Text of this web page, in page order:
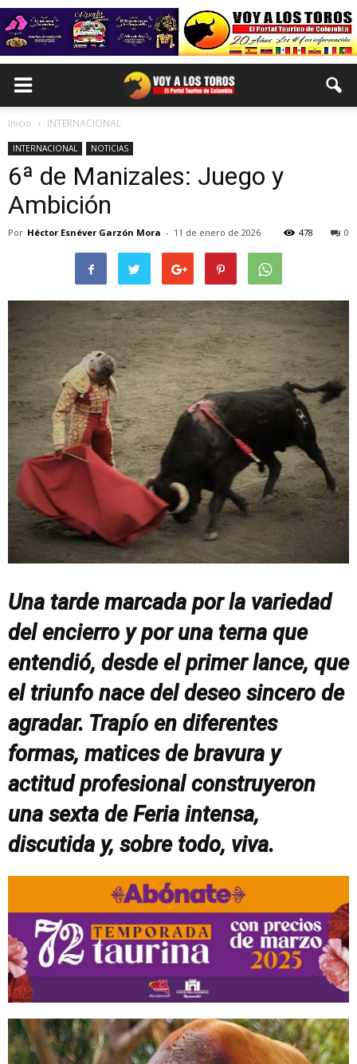
Inicio INTERNACIONAL
INTERNACIONAL NOTICIAS
6ª de Manizales: Juego y
Ambición
Por Héctor Esnéver Garzón Mora - 11 de enero de 2026 0
478
Una tarde marcada por la variedad
del encierro y por una terna que
entendió, desde el primer lance, que
el triunfo nace del deseo sincero de
agradar. Trapío en diferentes
formas, matices de bravura y
actitud profesional construyeron
una sexta de Feria intensa,
discutida y, sobre todo, viva.